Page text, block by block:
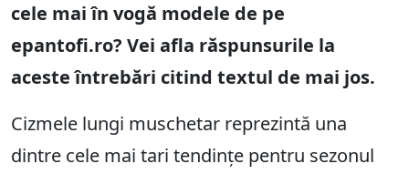
cele mai în vogă modele de pe
epantofi.ro? Vei afla răspunsurile la
aceste întrebări citind textul de mai jos.
Cizmele lungi muschetar reprezintă una
dintre cele mai tari tendințe pentru sezonul